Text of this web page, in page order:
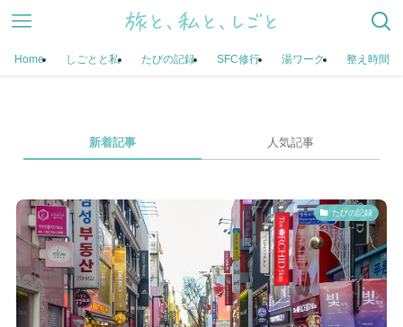
Home しごとと私 たびの記録 SFC修行 湯ワーク 整え時間
新着記事 人気記事
たびの記録